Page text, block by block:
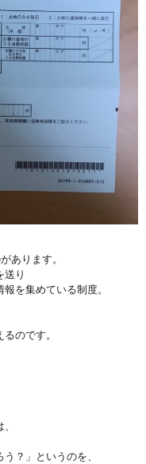
あります。
送り
を集めている制度。
るのです。
？」というのを、